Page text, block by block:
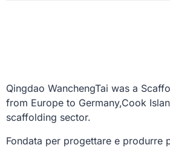
Qingdao WanchengTai was a
from Europe to Germany,Cook
scaffolding sector.
Fondata per progettare e